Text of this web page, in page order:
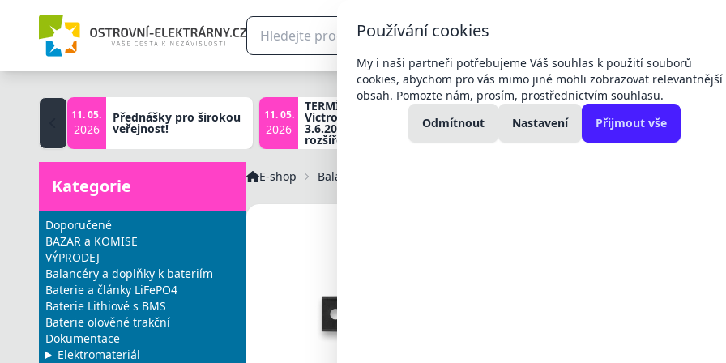
11. 05.
2026
Přednášky pro širokou
veřejnost!
11. 05.
2026
TERMÍNY školení:
Victron základní
3.6.2026, Victron
rozšířené 17.6.2026
2026
Změny cen produktů -
Victron, baterie
elektromateriál
27. 02.
2025
Kategorie
Doporučené
BAZAR a KOMISE
VÝPRODEJ
Balancéry a doplňky k bateriím
Baterie a články LiFePO4
Baterie Lithiové s BMS
Baterie olověné trakční
Dokumentace
Elektromateriál
E-shop Balancéry a doplňky k bateriím Propojovač baterií Victron Cyrix-ct 12/
Propojovač
Používání cookies
My i naši partneři potřebujeme Váš souhlas k použití souborů
cookies, abychom pro vás mimo jiné mohli zobrazovat relevantnější
obsah. Pomozte nám, prosím, prostřednictvím souhlasu.
Odmítnout
Nastavení Přijmout vše